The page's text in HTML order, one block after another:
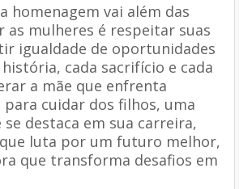
homenagem vai além das
as mulheres é respeitar suas
igualdade de oportunidades
cada sacrifício e cada
a mãe que enfrenta
cuidar dos filhos, uma
destaca em sua carreira,
luta por um futuro melhor,
que transforma desafios em